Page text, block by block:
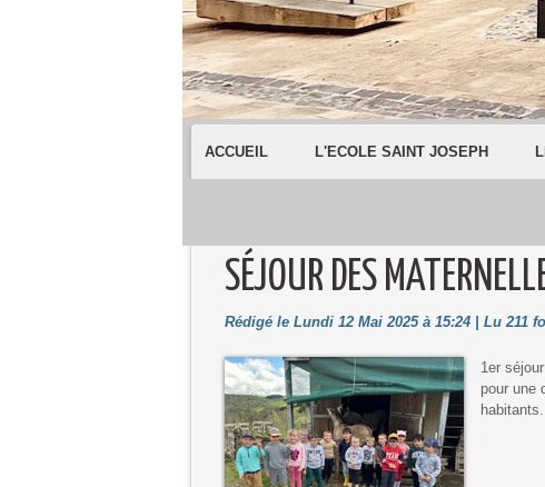
ACCUEIL L'ECOLE SAINT JOSEPH
SÉJOUR DES
Rédigé le Lundi 12 Mai 2025 à 15:24 | Lu 211
1er
pour une
habitants.